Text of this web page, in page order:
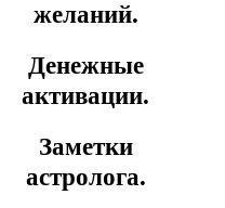
желаний.
Денежные
активации.
Заметки
астролога.